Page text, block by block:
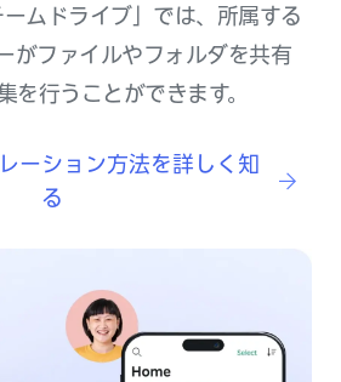
ムドライブ」では、所属する
がファイルやフォルダを共有
を行うことができます。
ーション方法を詳しく知
る